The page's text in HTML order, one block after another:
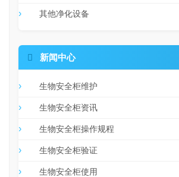
其他净化设备
 新闻中心
生物安全柜维护
生物安全柜资讯
生物安全柜操作规程
生物安全柜验证
生物安全柜使用